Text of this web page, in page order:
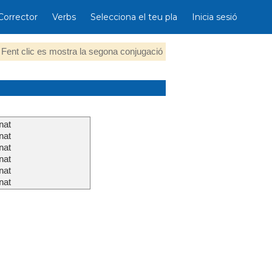
Verbs Selecciona el teu pla Inicia sesió
Fent clic es mostra la segona conjugació